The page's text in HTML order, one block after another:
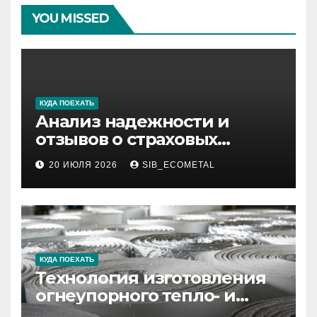
YOU MISSED
КУДА ПОЕХАТЬ
Анализ надежности и
отзывов о страховых
компаниях по итогам 2026
года
20 ИЮЛЯ 2026 SIB_ECOMETAL
КУДА ПОЕХАТЬ
Технология изготовления
огнеупорного тепло- и